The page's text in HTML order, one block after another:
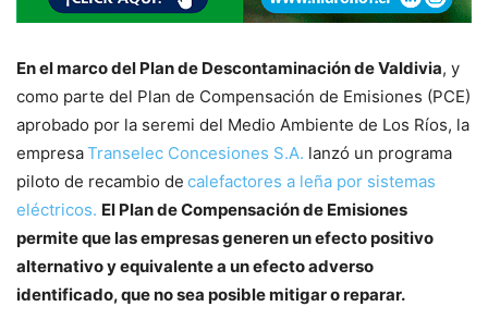
En el marco del Plan de Descontaminación de Valdivia, y
como parte del Plan de Compensación de Emisiones (PCE)
aprobado por la seremi del Medio Ambiente de Los Ríos, la
empresaTranselec Concesiones S.A. lanzó un programa
piloto de recambio de calefactores a leña por sistemas
eléctricos. El Plan de Compensación de Emisiones
permite que las empresas generen un efecto positivo
alternativo y equivalente a un efecto adverso
identificado, que no sea posible mitigar o reparar.